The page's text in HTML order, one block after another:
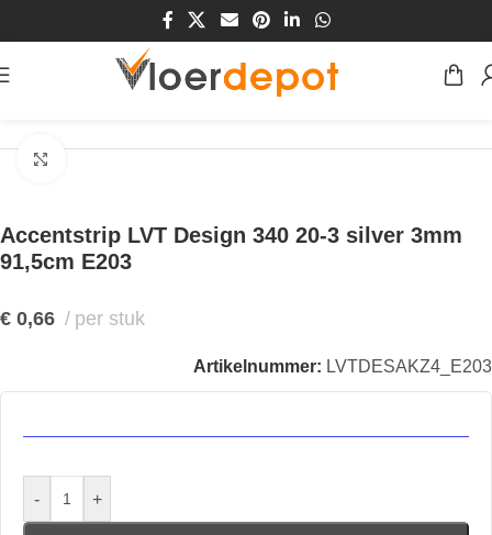
Accentstrip LVT Design 340 20-3 silver 3mm
91,5cm E203
€ 0,66 per stuk
Artikelnummer: LVTDESAKZ4_E203
- +